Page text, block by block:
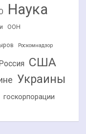
Наука
ООН
Роскомнадзор
США
Украины
госкорпорации